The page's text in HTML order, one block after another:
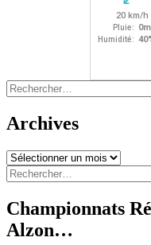
Rechercher :
Archives
Archives
Rechercher :
Championnats
Alzon…